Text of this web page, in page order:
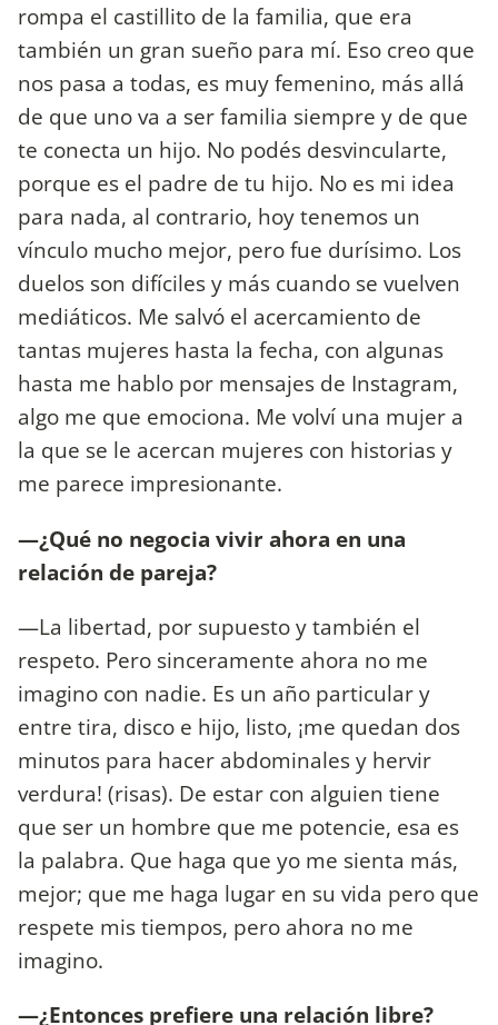
rompa el castillito de la familia, que era
también un gran sueño para mí. Eso creo que
nos pasa a todas, es muy femenino, más allá
de que uno va a ser familia siempre y de que
te conecta un hijo. No podés desvincularte,
porque es el padre de tu hijo. No es mi idea
para nada, al contrario, hoy tenemos un
vínculo mucho mejor, pero fue durísimo. Los
duelos son difíciles y más cuando se vuelven
mediáticos. Me salvó el acercamiento de
tantas mujeres hasta la fecha, con algunas
hasta me hablo por mensajes de Instagram,
algo me que emociona. Me volví una mujer a
la que se le acercan mujeres con historias y
me parece impresionante.
—¿Qué no negocia vivir ahora en una
relación de pareja?
—La libertad, por supuesto y también el
respeto. Pero sinceramente ahora no me
imagino con nadie. Es un año particular y
entre tira, disco e hijo, listo, ¡me quedan dos
minutos para hacer abdominales y hervir
verdura! (risas). De estar con alguien tiene
que ser un hombre que me potencie, esa es
la palabra. Que haga que yo me sienta más,
mejor; que me haga lugar en su vida pero que
respete mis tiempos, pero ahora no me
imagino.
—¿Entonces prefiere una relación libre?